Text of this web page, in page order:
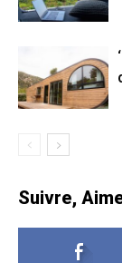
Suivre,